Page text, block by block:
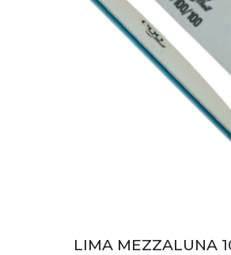
LIMA MEZZALUNA